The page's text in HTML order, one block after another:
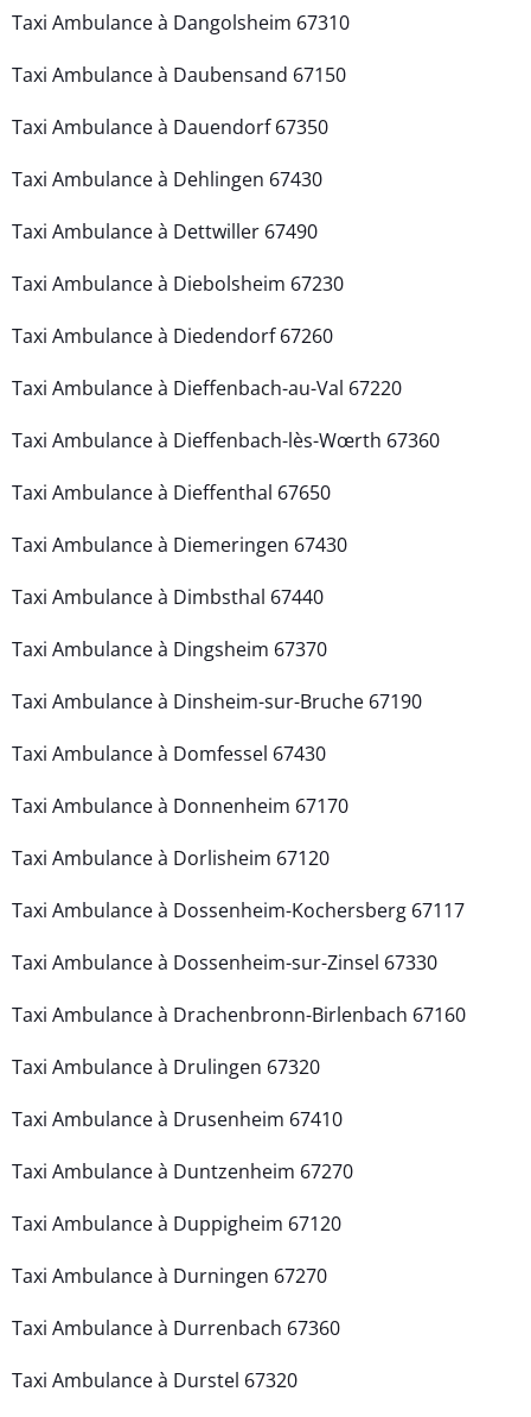
Taxi Ambulance à Dangolsheim 67310
Taxi Ambulance à Daubensand 67150
Taxi Ambulance à Dauendorf 67350
Taxi Ambulance à Dehlingen 67430
Taxi Ambulance à Dettwiller 67490
Taxi Ambulance à Diebolsheim 67230
Taxi Ambulance à Diedendorf 67260
Taxi Ambulance à Dieffenbach-au-Val 67220
Taxi Ambulance à Dieffenbach-lès-Wœrth 67360
Taxi Ambulance à Dieffenthal 67650
Taxi Ambulance à Diemeringen 67430
Taxi Ambulance à Dimbsthal 67440
Taxi Ambulance à Dingsheim 67370
Taxi Ambulance à Dinsheim-sur-Bruche 67190
Taxi Ambulance à Domfessel 67430
Taxi Ambulance à Donnenheim 67170
Taxi Ambulance à Dorlisheim 67120
Taxi Ambulance à Dossenheim-Kochersberg 67117
Taxi Ambulance à Dossenheim-sur-Zinsel 67330
Taxi Ambulance à Drachenbronn-Birlenbach 67160
Taxi Ambulance à Drulingen 67320
Taxi Ambulance à Drusenheim 67410
Taxi Ambulance à Duntzenheim 67270
Taxi Ambulance à Duppigheim 67120
Taxi Ambulance à Durningen 67270
Taxi Ambulance à Durrenbach 67360
Taxi Ambulance à Durstel 67320